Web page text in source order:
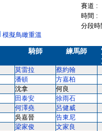
賽道 :
時間 :
分段
模擬鳥瞰重溫
騎師 練馬師
莫雷拉 蔡約翰
潘頓 方嘉柏
沈拿 何良
田泰安 徐雨石
何澤堯 呂健威
吳嘉晉 告東尼
梁家俊 文家良